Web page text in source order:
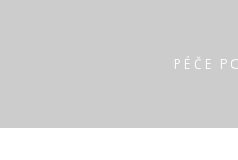
PÉČE